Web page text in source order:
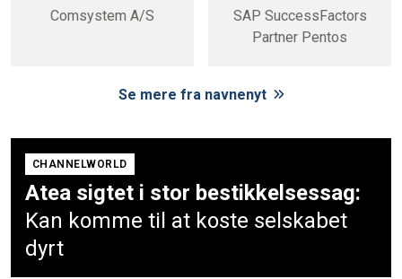
Comsystem A/S
SAP SuccessFactors
Partner Pentos
Se mere fra navnenyt
CHANNELWORLD
Atea sigtet i stor bestikkelsessag:
Kan komme til at koste selskabet
dyrt